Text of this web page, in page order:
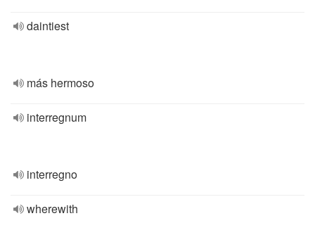
daintiest
más hermoso
interregnum
interregno
wherewith